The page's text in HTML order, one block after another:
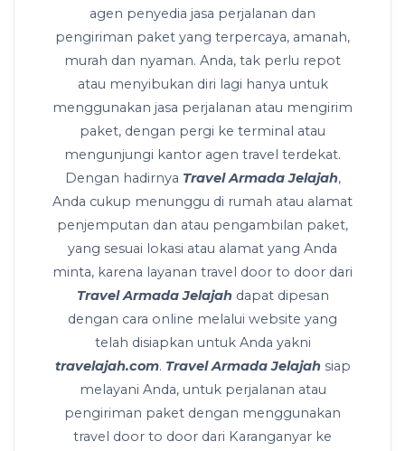
agen penyedia jasa perjalanan dan
pengiriman paket yang terpercaya, amanah,
murah dan nyaman. Anda, tak perlu repot
atau menyibukan diri lagi hanya untuk
menggunakan jasa perjalanan atau mengirim
paket, dengan pergi ke terminal atau
mengunjungi kantor agen travel terdekat.
Dengan hadirnya Travel Armada Jelajah,
Anda cukup menunggu di rumah atau alamat
penjemputan dan atau pengambilan paket,
yang sesuai lokasi atau alamat yang Anda
minta, karena layanan travel door to door dari
Travel Armada Jelajahdapat dipesan
dengan cara online melalui website yang
telah disiapkan untuk Anda yakni
travelajah.com. Travel Armada Jelajah siap
melayani Anda, untuk perjalanan atau
pengiriman paket dengan menggunakan
travel door to door dari Karanganyar ke